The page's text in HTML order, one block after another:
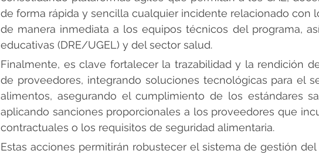
de forma rápida y sencilla cualquier incidente relacionado con
de manera inmediata a los equipos técnicos del programa,
educativas (DRE/UGEL) y del sector salud.
Finalmente, es clave fortalecer la trazabilidad y la rendición
de proveedores, integrando soluciones tecnológicas para el
alimentos, asegurando el cumplimiento de los estándares
aplicando sanciones proporcionales a los proveedores que
contractuales o los requisitos de seguridad alimentaria.
Estas acciones permitirán robustecer el sistema de gestión